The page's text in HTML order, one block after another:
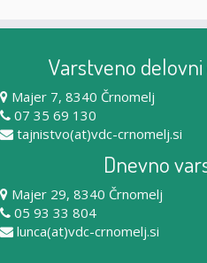
Varstveno
Majer 7, 8340 Črnomelj
07 35 69 130
tajnistvo(at)vdc-crnomelj.si
Dnevno
Majer 29, 8340 Črnomelj
05 93 33 804
lunca(at)vdc-crnomelj.si